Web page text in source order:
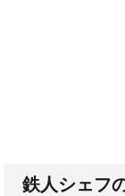
鉄人シェフ